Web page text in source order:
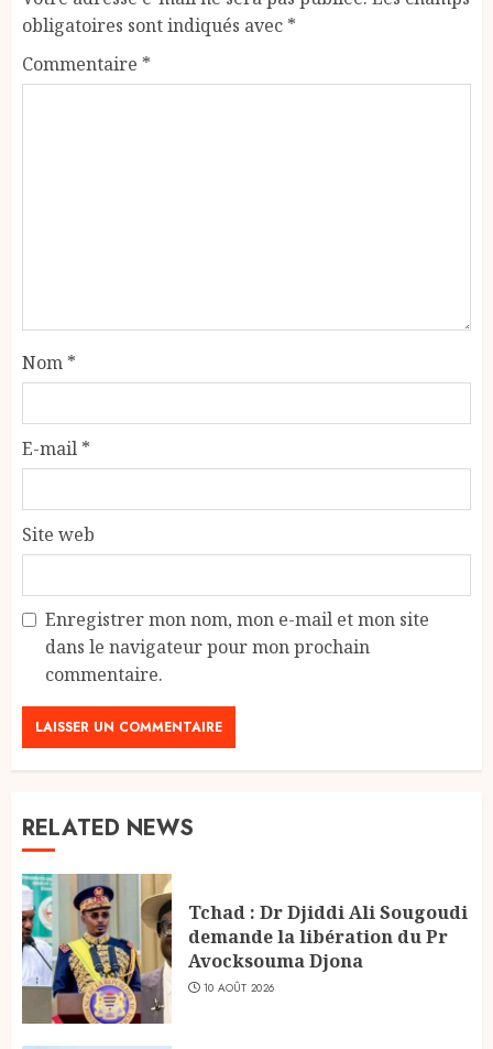
obligatoires sont indiqués avec *
Commentaire *
Nom *
E-mail *
Site web
Enregistrer mon nom, mon e-mail et mon site
dans le navigateur pour mon prochain
commentaire.
RELATED NEWS
Tchad : Dr Djiddi Ali Sougoudi
demande la libération du Pr
Avocksouma Djona
10 AOÛT 2026